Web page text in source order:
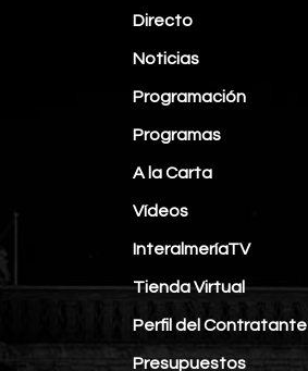
Directo
Noticias
Programación
Programas
A la Carta
Vídeos
InteralmeríaTV
Tienda Virtual
Perfil del Contratante
Presupuestos